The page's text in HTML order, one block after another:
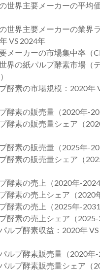
世界主要メーカーの平均
世界主要メーカーの業界
VS 2024年
メーカーの市場集中率（
界の紙パルプ酵素市場（
酵素の市場規模：2020年
酵素の販売量（2020年-
酵素の販売量シェア（
酵素の販売量（2025年-
酵素の販売量シェア（
酵素の売上（2020年-2024
酵素の売上シェア（2020
酵素の売上（2025年-2031
酵素の売上シェア（2025-
ルプ酵素収益：2020年 VS
ルプ酵素販売量（2020年-
ルプ酵素販売量シェア（